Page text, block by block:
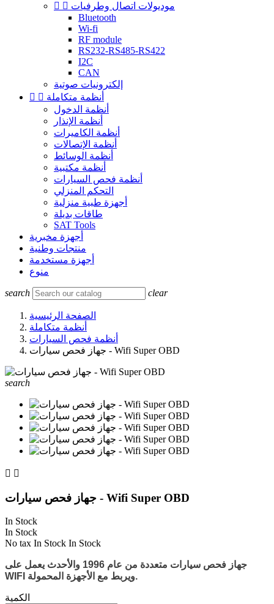
  موديولات اتصال وطرفيات
Bluetooth
Wi-fi
RF module
RS232-RS485-RS422
I2C
CAN
إلكترونيات صوتية
  أنظمة متكاملة
أنظمة الدخول
أنظمة الإنذار
أنظمة الكاميرات
أنظمة الإتصالات
أنظمة الوسائط
أنظمة مكتبية
أنظمة فحص السيارات
التحكم المنزلي
أجهزة طبية منزلية
طاقات بديلة
SAT Tools
أجهزة مخبرية
منتجات وطنية
أجهزة مستخدمة
منوع
search clear
الصفحة الرئيسية
أنظمة متكاملة
أنظمة فحص السيارات
جهاز فحص سيارات - Wifi Super OBD
search
 
جهاز فحص سيارات - Wifi Super OBD
In Stock
In Stock
No tax In Stock In Stock
جهاز فحص سيارات متعددة من عام 1996 والأحدث
يعمل على
WIFI ويربط مع الأجهزة المحمولة.
الكمية